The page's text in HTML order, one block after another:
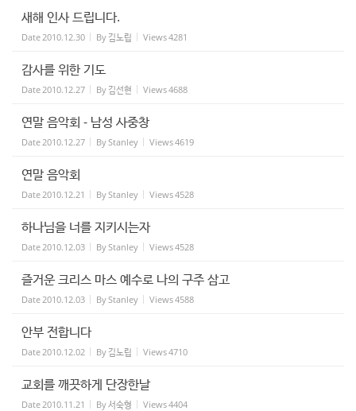
새해 인사 드립니다.
Date2010.12.30 By 김노립 Views4281
감사를 위한 기도
Date2010.12.27 By 김선현 Views4688
연말 음악회 - 남성 사중창
Date2010.12.27 ByStanley Views4619
연말 음악회
Date2010.12.21 ByStanley Views4528
하나님을 너를 지키시는자
Date2010.12.03 ByStanley Views4528
즐거운 크리스 마스 예수로 나의 구주 삼고
Date2010.12.03 ByStanley Views4588
안부 전합니다
Date2010.12.02 By 김노립 Views4710
교회를 깨끗하게 단장한날
Date2010.11.21 By서숙형 Views4404